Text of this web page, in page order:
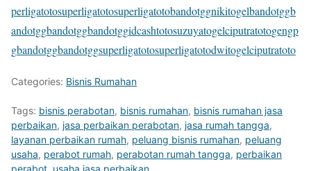
perligatotosuperligatotosuperligatotobandotggnikitogelbandotggb
andotggbandotggbandotggidcashtotosuzuyatogelciputratotogengp
gbandotggbandotggsuperligatotosuperligatotodwitogelciputratoto
Categories: Bisnis Rumahan
Tags: bisnis perabotan, bisnis rumahan, bisnis rumahan jasa
perbaikan, jasa perbaikan perabotan, jasa rumah tangga,
layanan perbaikan rumah, peluang bisnis rumahan, peluang
usaha, perabot rumah, perabotan rumah tangga, perbaikan